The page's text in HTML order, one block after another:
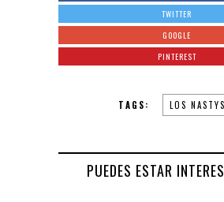
TWITTER
GOOGLE
PINTEREST
TAGS: LOS NASTYS
PUEDES ESTAR